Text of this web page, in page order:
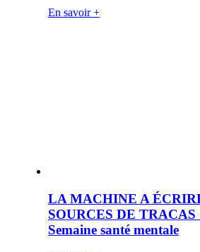
En savoir +
LA MACHINE A
SOURCES DE TRACAS
Semaine santé mentale